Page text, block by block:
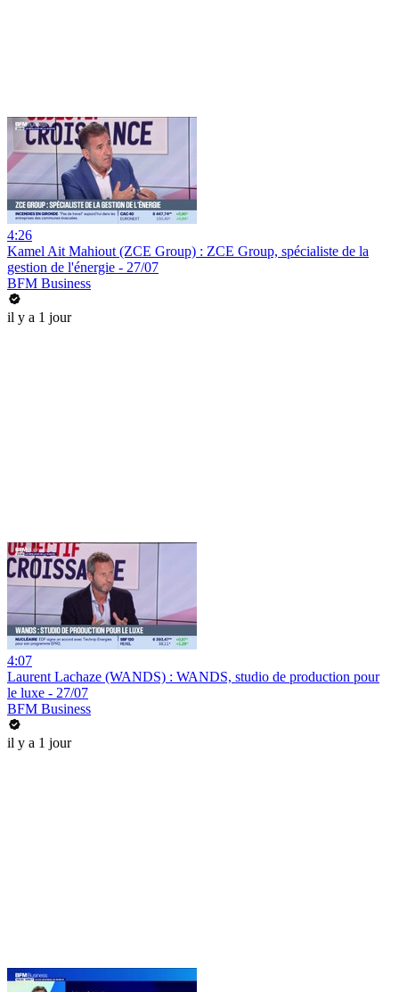
4:26
Kamel Ait Mahiout (ZCE Group) : ZCE Group, spécialiste de la
gestion de l'énergie - 27/07
BFM Business
il y a 1 jour
4:07
Laurent Lachaze (WANDS) : WANDS, studio de production pour
le luxe - 27/07
BFM Business
il y a 1 jour